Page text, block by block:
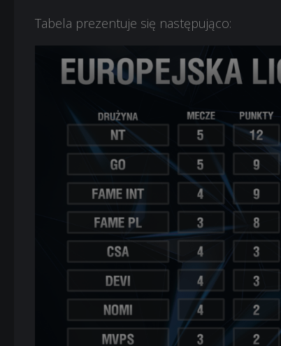
Tabela prezentuje się następująco: